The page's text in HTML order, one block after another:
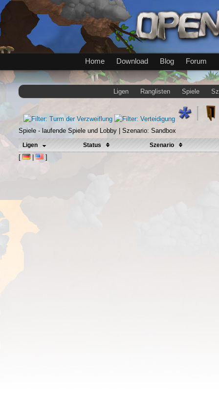
Home Download Blog Forum
Ligen Ranglisten Spiele
Spiele - laufende Spiele und Lobby | Szenario: Sandbox
Ligen Status Szenario
[ | ]